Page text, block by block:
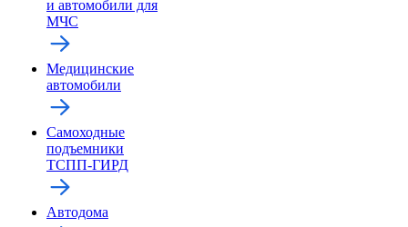
и автомобили для
МЧС
Медицинские
автомобили
Самоходные
подъемники
ТСПП-ГИРД
Автодома